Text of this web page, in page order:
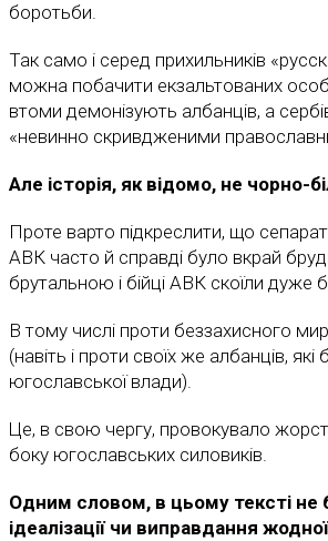
боротьби.
Так само і серед прихильників
можна побачити екзальтованих
втоми демонізують албанців, а
«невинно скривдженими
Але історія, як відомо, не чорно-
Проте варто підкреслити, що
АВК часто й справді було вкрай
брутальною і бійці АВК скоїли дуже
В тому числі проти беззахисного
(навіть і проти своїх же албанців,
югославської влади).
Це, в свою чергу, провокувало
боку югославських силовиків.
Одним словом, в цьому тексті не
ідеалізації чи виправдання жодної